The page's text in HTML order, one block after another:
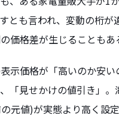
とも言われ、変動の桁
価格差が生じることもあ
示価格が「高いのか安
「見せかけの値引き」
元値)が実態より高く設